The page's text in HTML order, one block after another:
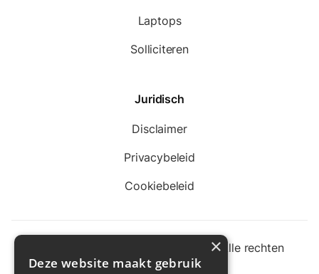
Laptops
Solliciteren
Juridisch
Disclaimer
Privacybeleid
Cookiebeleid
Instituut Sancta Maria Aarschot. Alle rechten
voorbehouden.
×
Deze website maakt gebruik